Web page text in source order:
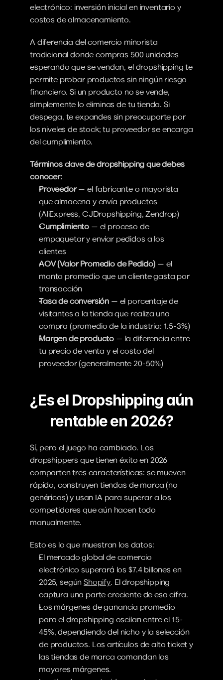
electrónico: inversión inicial en inventario y
costos de almacenamiento.
A diferencia del comercio minorista
tradicional donde compras 500 unidades
esperando que se vendan, el dropshipping te
permite probar productos sin ningún riesgo
financiero. Si un producto no se vende,
simplemente lo eliminas de tu tienda. Si
despega, te expandes sin preocuparte por
los niveles de stock; tu proveedor se encarga
del cumplimiento.
Términos clave de dropshipping que debes
conocer:
Proveedor — el fabricante o mayorista
que almacena y envía productos
(AliExpress, CJDropshipping, Zendrop)
Cumplimiento — el proceso de
empaquetar y enviar pedidos a los
clientes
AOV (Valor Promedio de Pedido) — el
monto promedio que un cliente gasta por
transacción
Tasa de conversión — el porcentaje de
visitantes a la tienda que realiza una
compra (promedio de la industria: 1.5-3%)
Margen de producto — la diferencia entre
tu precio de venta y el costo del
proveedor (generalmente 20-50%)
¿Es el Dropshipping aún
rentable en 2026?
Sí, pero el juego ha cambiado. Los
dropshippers que tienen éxito en 2026
comparten tres características: se mueven
rápido, construyen tiendas de marca (no
genéricas) y usan IA para superar a los
competidores que aún hacen todo
manualmente.
Esto es lo que muestran los datos:
El mercado global de comercio
electrónico superará los $7.4 billones en
2025, según Shopify. El dropshipping
captura una parte creciente de esa cifra.
Los márgenes de ganancia promedio
para el dropshipping oscilan entre el 15-
45%, dependiendo del nicho y la selección
de productos. Los artículos de alto ticket y
las tiendas de marca comandan los
mayores márgenes.